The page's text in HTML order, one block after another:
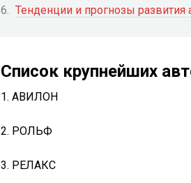
Тенденции и прогнозы
Список крупнейших
1. АВИЛОН
2. РОЛЬФ
3. РЕЛАКС